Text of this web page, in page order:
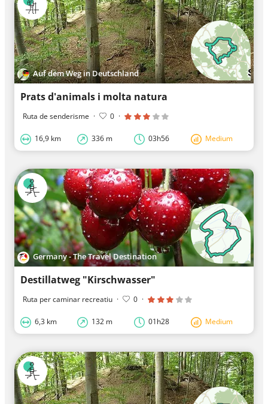
Auf dem Weg in Deutschland
Prats d'animals i molta natura
Ruta de senderisme · 0 ·
16,9 km 336 m 03h56 Medium
Germany - The Travel Destination
Destillatweg "Kirschwasser"
Ruta per caminar recreatiu · 0 ·
6,3 km 132 m 01h28 Medium